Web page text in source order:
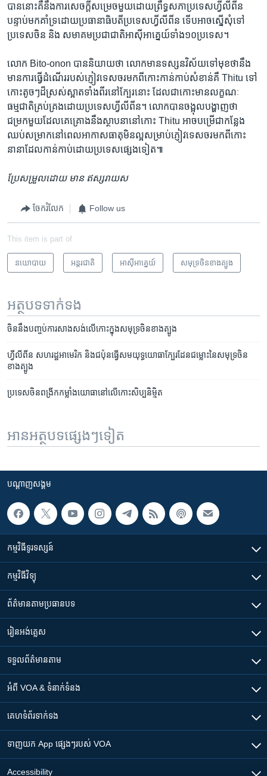
បាន​នោះ​គឺ​នឹង​ការ​សេចក្តី​សម្រេច​មួយ​ដោយ​ព្រឹទ្ធសភា​ប្រទេស​ហ្វីលីពីន​
បន្ទាប់​មក​គាំទ្រ​ដោយ​ប្រធានាធិបតី​ប្រទេស​ហ្វីលីពីន ទើបអាច​ស្នើ​សុំ​ទៅ​
ប្រទេស​ចិន ​និង​ ​សមាគម​ប្រជាជាតិ​អាស៊ីអាគ្នេយ៍​ទាំង​១០​ប្រទេស។
លោក​ Bito​-onon បាន​និយាយ​ថា ​លោក​មាន​ទស្សនវិស័យ​ទៅ​មុខ​ថា​នឹង​
មាន​ការ​ធ្វើដំណើរ​របស់​ភ្ញៀវ​ទេសចរមក​ពី​កោះ​កាន់​កាប់​សំខាន់​គឺ Thitu ទៅ​
កោះតូចៗដ៏​ស្រស់​ស្អាត​ទាំង​ពីរ​នៅ​ក្បែរ​នោះ ​ដែល​ជា​កោះ​មាន​លក្ខណៈ
ធម្មជាតិ​គ្រប់គ្រង​ដោយ​ប្រទេស​ហ្វីលីពីន។ លោក​បាន​ចង្អុល​បង្ហាញ​ថា ​
ជម្រក​មួយ​ដែល​គេ​គ្រោង​នឹង​ស្ថាបនា​នៅ​កោះ Thitu ​អាច​បម្រើ​ជា​កន្លែង​
ឈប់សម្រាក​នៅ​ពេល​អាកាសធាតុ​មិន​ល្អ​សម្រាប់​ភ្ញៀវ​ទេសចរ​មក​ពីកោះ​
នានា​ដែល​កាន់​កាប់​ដោយ​ប្រទេស​ផ្សេង​ទៀត៕
ប្រែ​សម្រួល​ដោយ មាន ឥស្សរាយស​
ចែករំលែក Follow us
This item is part of
នយោបាយ អន្តរជាតិ អាស៊ី​អាគ្នេយ៍ សមុទ្រ​ចិន​ខាង​ត្បូង
អត្ថបទ​ទាក់ទង
ចិន​នឹង​បញ្ចប់​ការសាងសង់លើកោះ​ក្នុង​សមុទ្រចិន​ខាង​ត្បូង
ហ្វីលីពីន​ សហរដ្ឋ​អាមេរិក​ និង​ជប៉ុន​ធ្វើ​សមយុទ្ធ​យោធា​ក្បែរ​ដែន​ជម្លោះ​នៃ​សមុទ្រ​ចិន​
ខាង​ត្បូង
ប្រទេស​ចិន​ពង្រីក​កម្លាំង​យោធា​នៅ​លើ​កោះ​សិប្បនិម្មិត
អានអត្ថបទផ្សេងៗទៀត
បណ្តាញ​សង្គម
កម្មវិធី​ទូរទស្សន៍
កម្មវិធី​វិទ្យុ
ព័ត៌មាន​តាមប្រធានបទ​
រៀន​​អង់គ្លេស
ទទួល​ព័ត៌មាន​តាម
អំពី​ VOA & ទំនាក់ទំនង
គេហទំព័រ​​ទាក់ទង
ទាញយក​ App ផ្សេងៗ​របស់​ VOA
Accessibility